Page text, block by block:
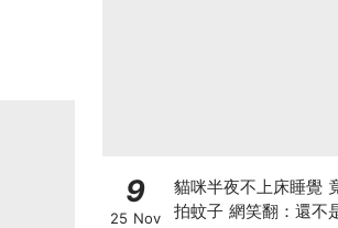
9
25 Nov
貓咪半夜不上床睡覺
拍蚊子 網笑翻：還不